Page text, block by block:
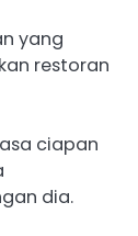
yang
restoran
ciapan
dia.